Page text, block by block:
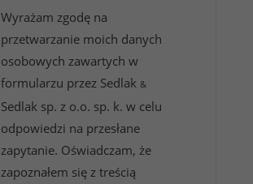
Wyrażam zgodę na
przetwarzanie moich danych
osobowych zawartych w
formularzu przez Sedlak &
Sedlak sp. z o.o. sp. k. w celu
odpowiedzi na przesłane
zapytanie. Oświadczam, że
zapoznałem się z treścią